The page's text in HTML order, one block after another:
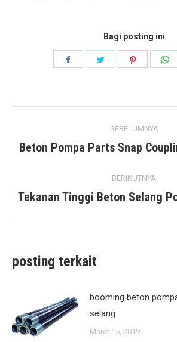
Bagi posting ini
Bagikan Bagikan Bagikan
navigasi
SEBELUMNYA
posting
Beton Pompa Parts Snap
BERIKUTNYA
posting
Tekanan Tinggi Beton Selang
posting terkait
booming beton
selang
Maret 15, 2019